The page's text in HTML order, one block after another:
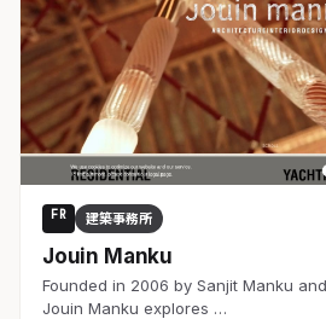
FR 建築事務所
Jouin Manku
Founded in 2006 by Sanjit Manku
Jouin Manku explores …